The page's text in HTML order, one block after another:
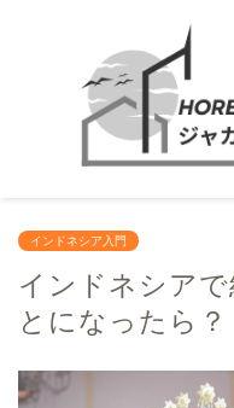
インドネシア入門
インドネシアで
とになったら？